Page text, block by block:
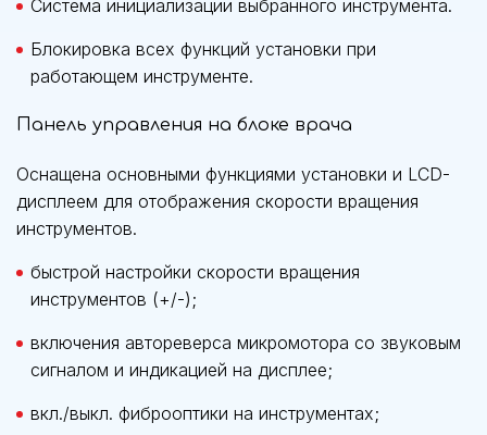
Система инициализации выбранного инструмента.
Блокировка всех функций установки при
работающем инструменте.
Панель управления на блоке врача
Оснащена основными функциями установки и LCD-
дисплеем для отображения скорости вращения
инструментов.
быстрой настройки скорости вращения
инструментов (+/-);
включения автореверса микромотора со звуковым
сигналом и индикацией на дисплее;
вкл./выкл. фиброоптики на инструментах;